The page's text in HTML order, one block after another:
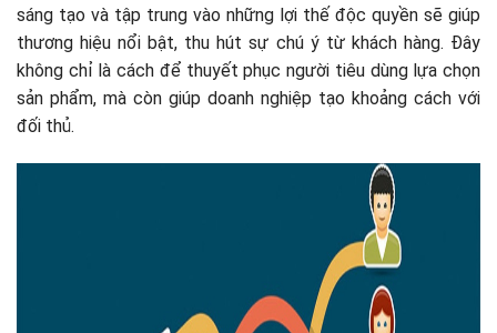
sáng tạo và tập trung vào những lợi thế độc quyền sẽ giúp
thương hiệu nổi bật, thu hút sự chú ý từ khách hàng. Đây
không chỉ là cách để thuyết phục người tiêu dùng lựa chọn
sản phẩm, mà còn giúp doanh nghiệp tạo khoảng cách với
đối thủ.